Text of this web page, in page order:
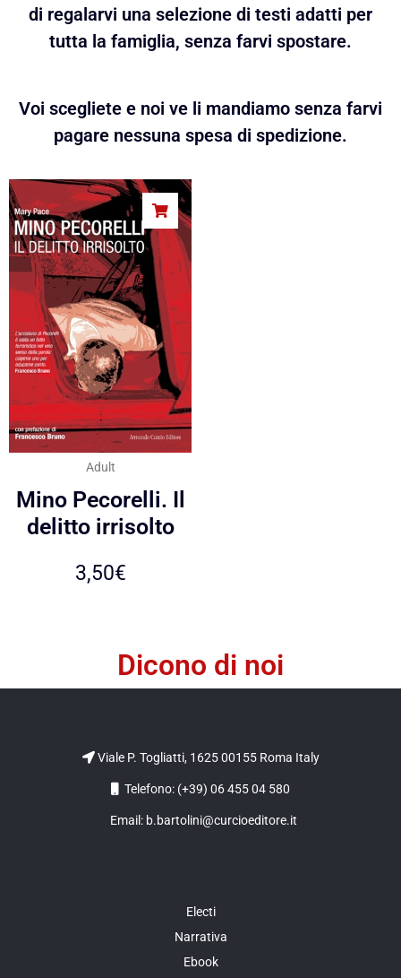
di regalarvi una selezione di testi adatti per
tutta la famiglia, senza farvi spostare.
Voi scegliete e noi ve li mandiamo senza farvi
pagare nessuna spesa di spedizione.
Adult
Mino Pecorelli. Il
delitto irrisolto
3,50€
Dicono di noi
Viale P. Togliatti, 1625 00155 Roma Italy
Telefono: (+39) 06 455 04 580
Email: b.bartolini@curcioeditore.it
Electi
Narrativa
Ebook